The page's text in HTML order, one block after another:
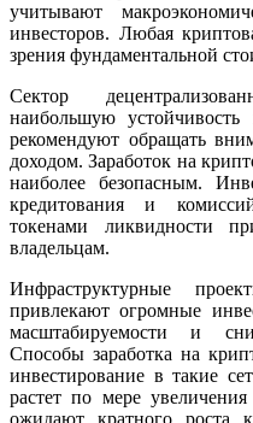
учитывают
инвесторов. Любая
зрения фундаментальной
Сектор
наибольшую
рекомендуют обращать
доходом. Заработок на
наиболее безопасным.
кредитования и
токенами ликвидности
владельцам.
Инфраструктурные
привлекают огромные
масштабируемости и
Способы заработка на
инвестирование в такие
растет по мере
ожидают кратного роста